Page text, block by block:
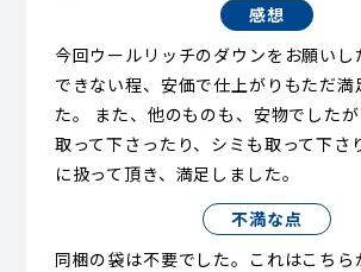
感想
今回ウールリッチのダウンをお願いし
できない程、安価で仕上がりもただ満
た。 また、他のものも、安物でした
取って下さったり、シミも取って下さ
に扱って頂き、満足しました。
不満な点
同梱の袋は不要でした。これはこち